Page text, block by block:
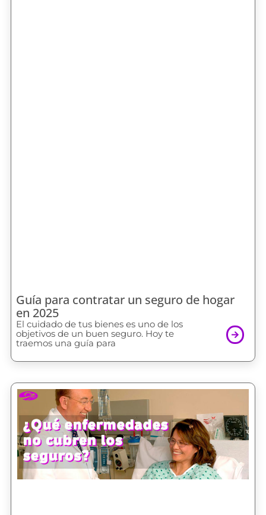
Guía para contratar un seguro de hogar
en 2025
El cuidado de tus bienes es uno de los
objetivos de un buen seguro. Hoy te
traemos una guía para